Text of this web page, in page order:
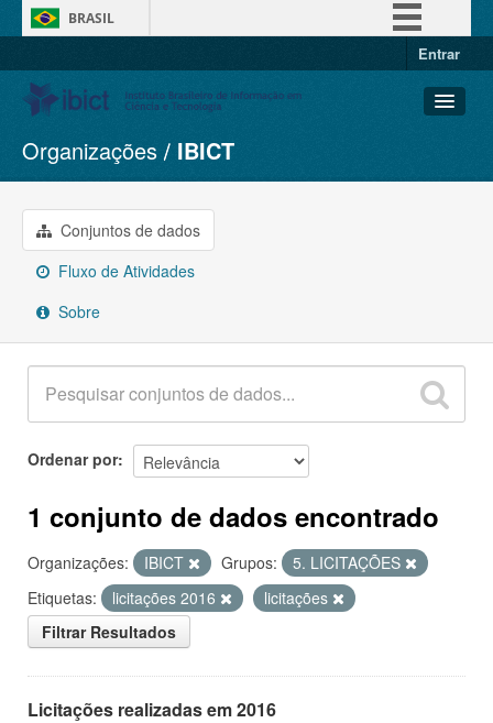
BRASIL
Entrar
Conjuntos de dados
Organizações
Grupos
Sobre
Organizações IBICT
Conjuntos de dados
Fluxo de Atividades
Sobre
Ordenar por
1 conjunto de dados encontrado
Organizações: IBICT Grupos:
5. LICITAÇÕES
Etiquetas:
licitações 2016
licitações
Filtrar Resultados
Licitações realizadas em 2016